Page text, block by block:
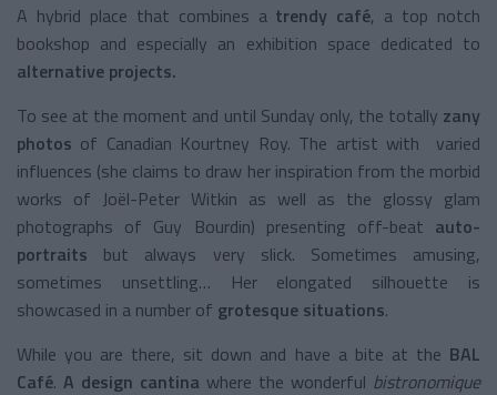
A hybrid place that combines a trendy café, a top notch
bookshop and especially an exhibition space dedicated to
alternative projects.
To see at the moment and until Sunday only, the totally zany
photos of Canadian Kourtney Roy. The artist with varied
influences (she claims to draw her inspiration from the morbid
works of Joël-Peter Witkin as well as the glossy glam
photographs of Guy Bourdin) presenting off-beat auto-
portraits but always very slick. Sometimes amusing,
sometimes unsettling… Her elongated silhouette is
showcased in a number of grotesque situations.
While you are there, sit down and have a bite at the BAL
Café. A design cantina where the wonderful bistronomique